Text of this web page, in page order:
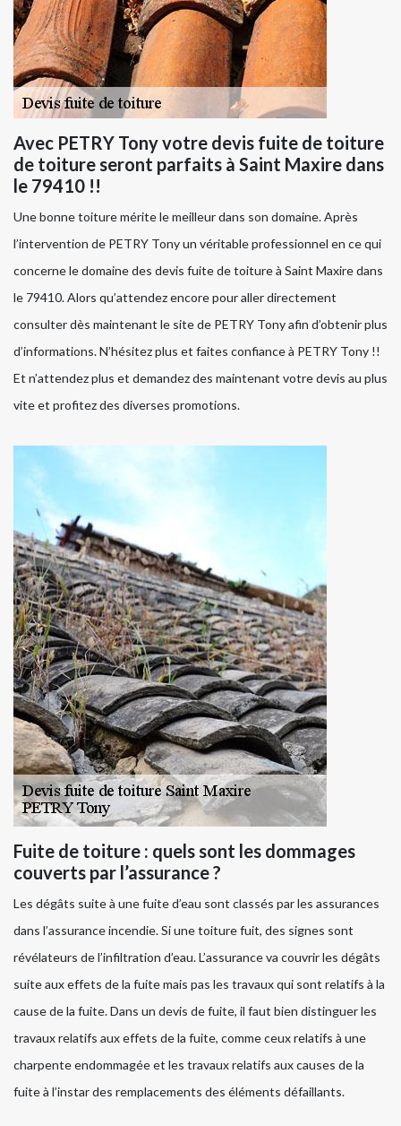
Avec PETRY Tony votre devis fuite de toiture
de toiture seront parfaits à Saint Maxire dans
le 79410 !!
Une bonne toiture mérite le meilleur dans son domaine. Après
l’intervention de PETRY Tony un véritable professionnel en ce qui
concerne le domaine des devis fuite de toiture à Saint Maxire dans
le 79410. Alors qu’attendez encore pour aller directement
consulter dès maintenant le site de PETRY Tony afin d’obtenir plus
d’informations. N’hésitez plus et faites confiance à PETRY Tony !!
Et n’attendez plus et demandez des maintenant votre devis au plus
vite et profitez des diverses promotions.
Fuite de toiture : quels sont les dommages
couverts par l’assurance ?
Les dégâts suite à une fuite d’eau sont classés par les assurances
dans l’assurance incendie. Si une toiture fuit, des signes sont
révélateurs de l’infiltration d’eau. L’assurance va couvrir les dégâts
suite aux effets de la fuite mais pas les travaux qui sont relatifs à la
cause de la fuite. Dans un devis de fuite, il faut bien distinguer les
travaux relatifs aux effets de la fuite, comme ceux relatifs à une
charpente endommagée et les travaux relatifs aux causes de la
fuite à l’instar des remplacements des éléments défaillants.